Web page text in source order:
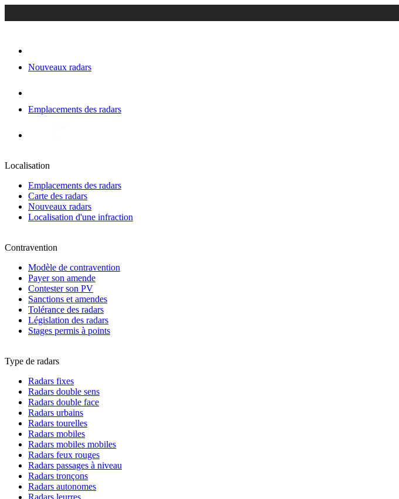
Nouveaux radars
Emplacements des radars
Localisation
Emplacements des radars
Carte des radars
Nouveaux radars
Localisation d'une infraction
Contravention
Modèle de contravention
Payer son amende
Contester son PV
Sanctions et amendes
Tolérance des radars
Législation des radars
Stages permis à points
Type de radars
Radars fixes
Radars double sens
Radars double face
Radars urbains
Radars tourelles
Radars mobiles
Radars mobiles mobiles
Radars feux rouges
Radars passages à niveau
Radars tronçons
Radars autonomes
Radars leurres